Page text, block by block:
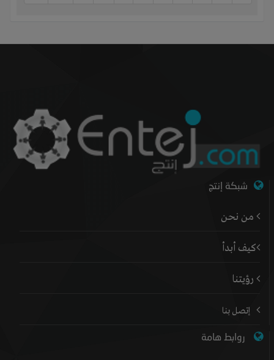
شبكة إنتج
من نحن
كيف أبدأ
رؤيتنا
إتصل بنا
روابط هامة